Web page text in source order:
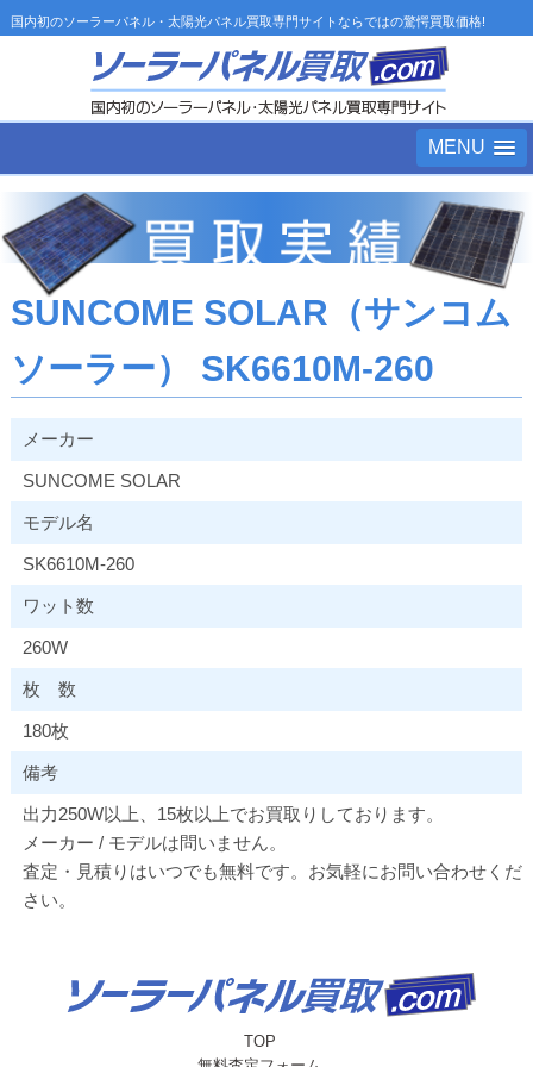
国内初のソーラーパネル・太陽光パネル買取専門サイトならではの驚愕買取価格!
MENU
SUNCOME SOLAR（サンコム
ソーラー） SK6610M-260
メーカー
SUNCOME SOLAR
モデル名
SK6610M-260
ワット数
260W
枚 数
180枚
備考
出力250W以上、15枚以上でお買取りしております。
メーカー / モデルは問いません。
査定・見積りはいつでも無料です。お気軽にお問い合わせくだ
さい。
TOP